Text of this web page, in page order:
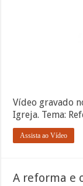
Vídeo gravado
Igreja. Tema:
Assista ao Vídeo
A reforma e